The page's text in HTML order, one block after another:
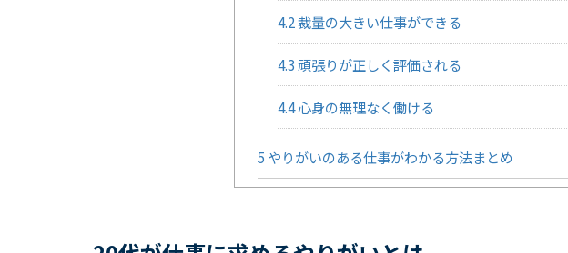
4.2裁量の大きい仕事ができる
4.3頑張りが正しく評価される
4.4心身の無理なく働ける
5 やりがいのある仕事がわかる方法まとめ